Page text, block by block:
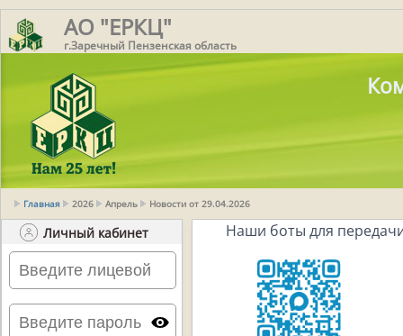
АО "ЕРКЦ"
г.Заречный Пензенская область
Главная 2026 Апрель Новости от 29.04.2026
Личный кабинет Наши боты для